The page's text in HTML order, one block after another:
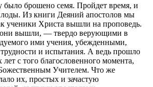
было брошено семя. Пройдет время, и
Из книги Деяний апостолов мы
ученики Христа вышли на проповедь.
вышли, — твердо верующими в
ими учения, убежденными,
и испытания. А ведь прошло
с того благословенного момента,
Учителем. Что же
их, простых и зачастую